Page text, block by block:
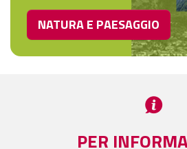
NATURA E PAESAGGIO
PER